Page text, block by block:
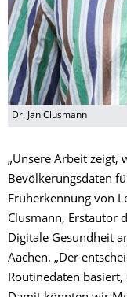
Dr. Jan Clusmann
„Unsere Arbeit zeigt,
Bevölkerungsdaten
Früherkennung von
Clusmann, Erstautor
Digitale Gesundheit
Aachen. „Der
Routinedaten